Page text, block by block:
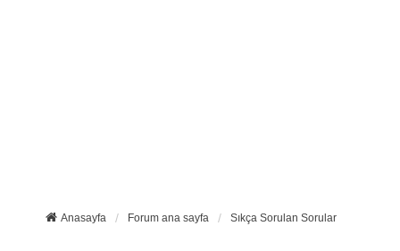
Anasayfa Forum ana sayfa Sıkça Sorulan Sorular